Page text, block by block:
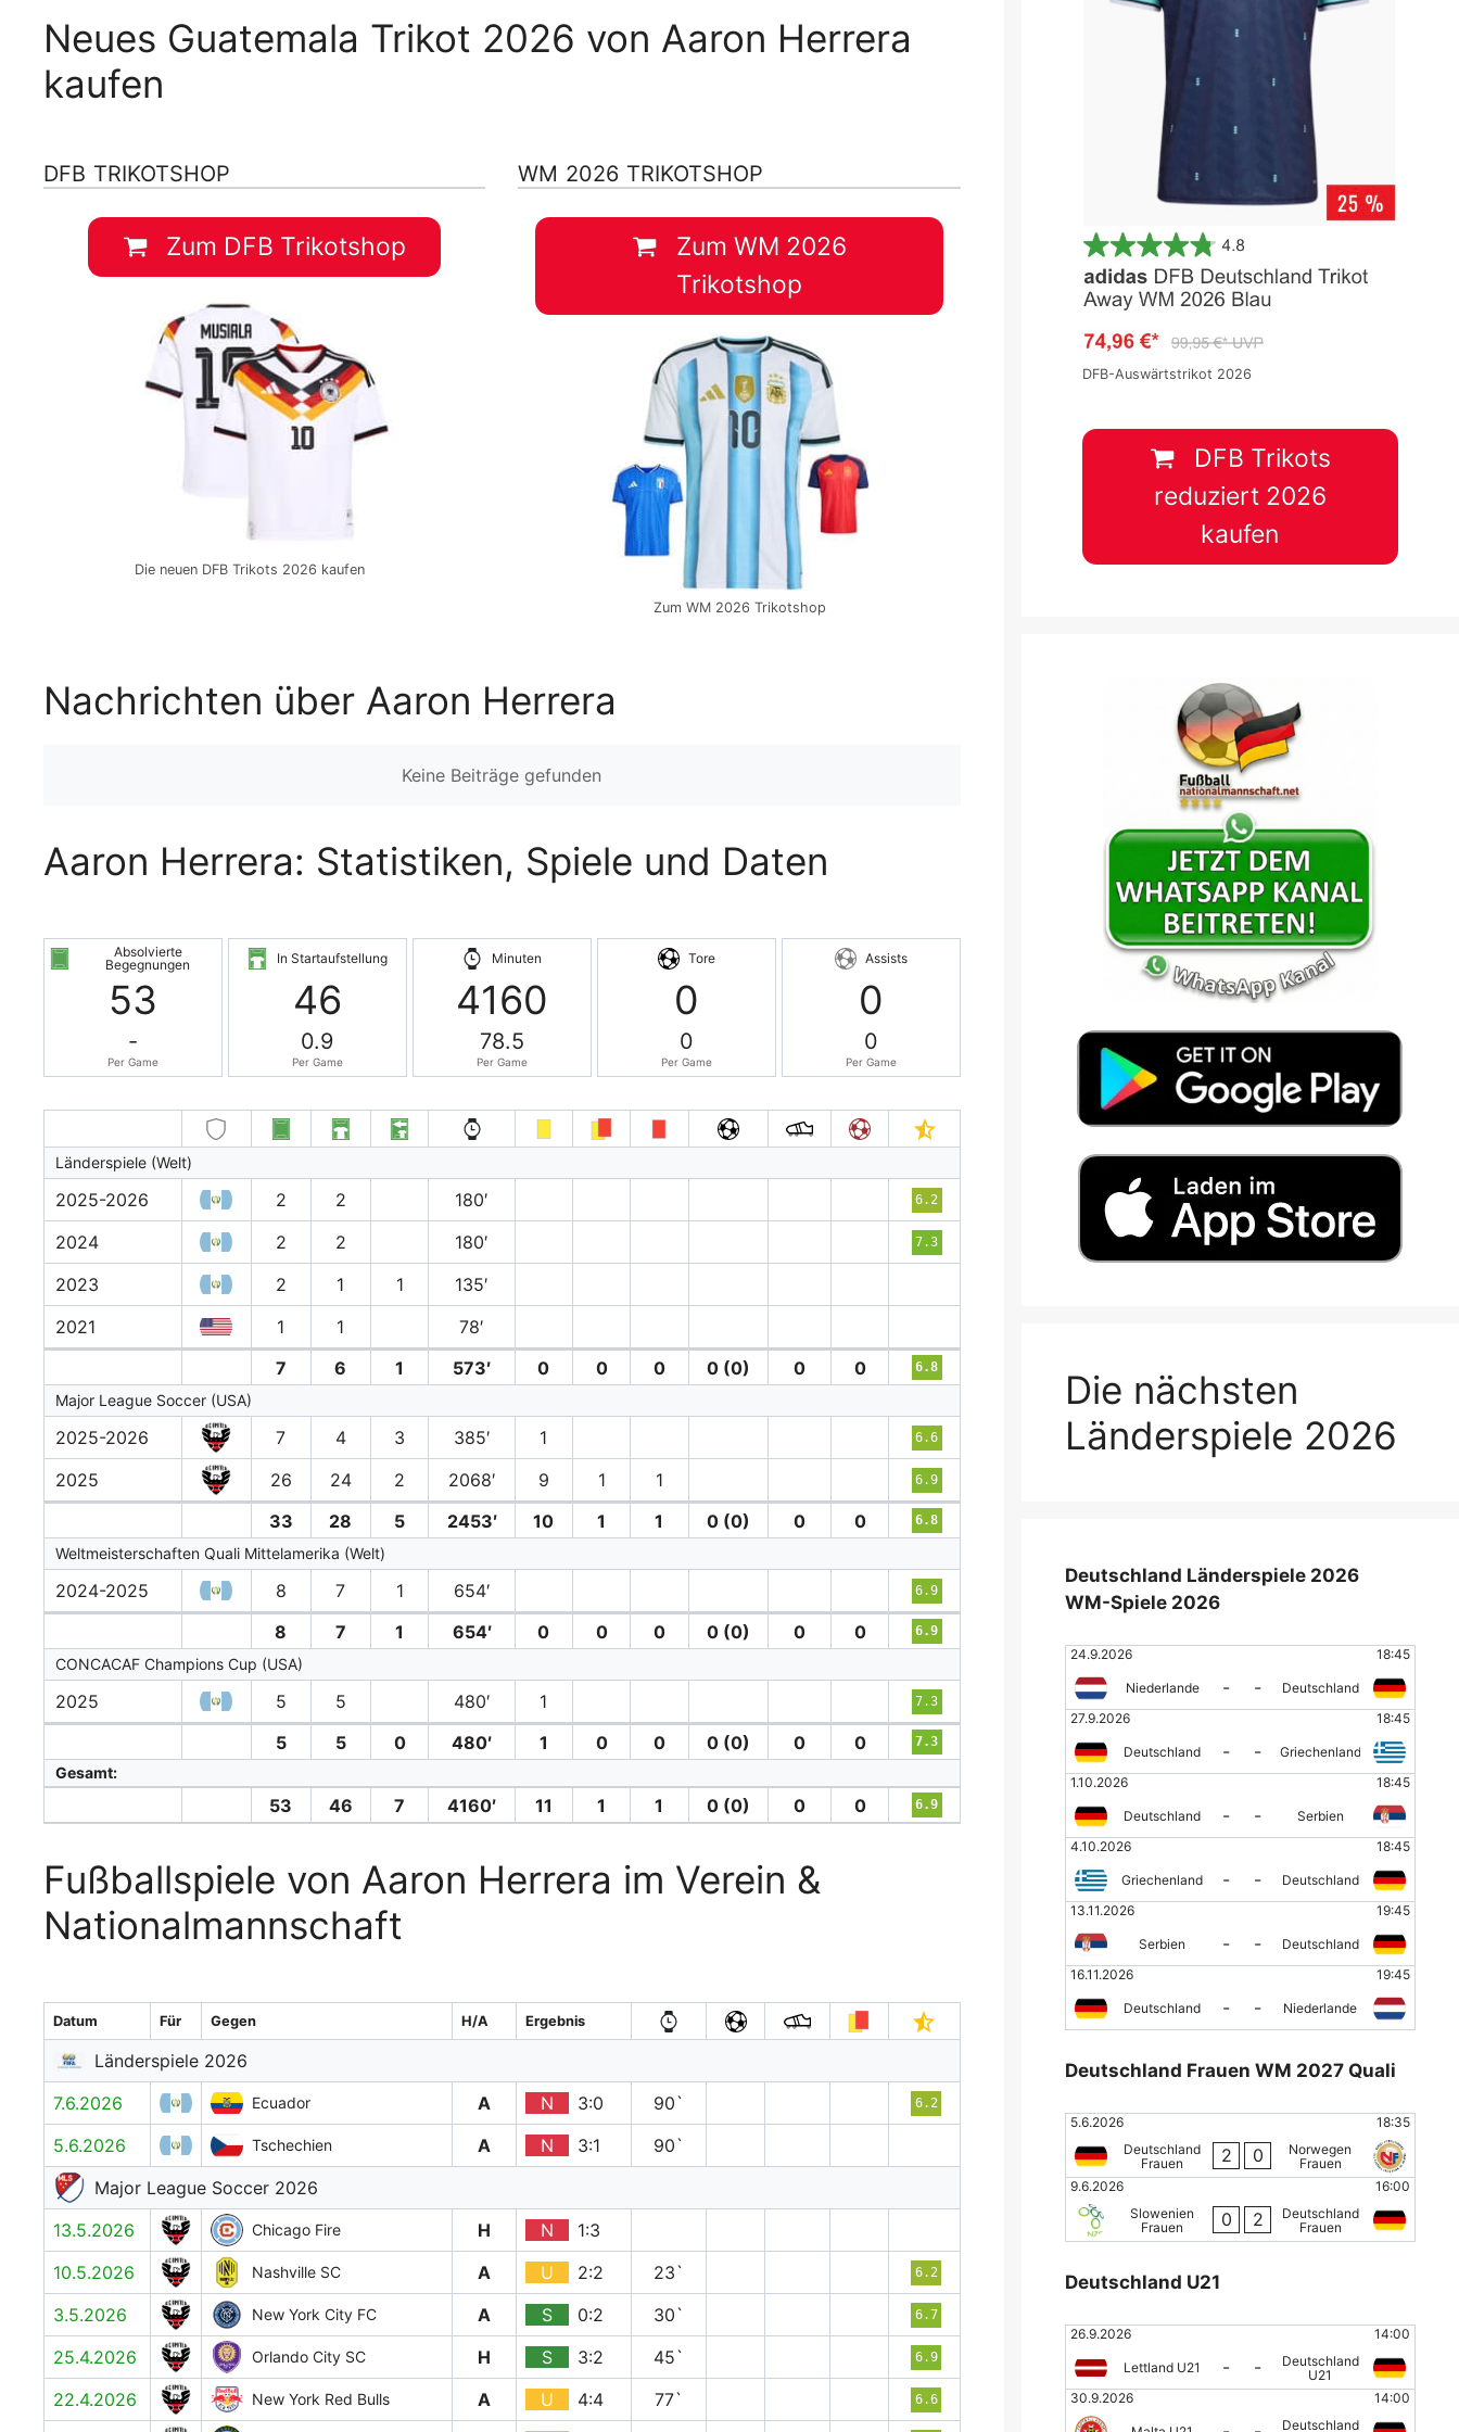
Neues Guatemala Trikot 2026 von Aaron Herrera
kaufen
DFB TRIKOTSHOP
Zum DFB Trikotshop
Die neuen DFB Trikots 2026 kaufen
WM 2026 TRIKOTSHOP
Zum WM 2026
Trikotshop
Zum WM 2026 Trikotshop
Nachrichten über Aaron Herrera
Keine Beiträge gefunden
Aaron Herrera: Statistiken, Spiele und Daten
Absolvierte
Begegnungen
53
-
Per Game
In Startaufstellung
46
0.9
Per Game
Minuten
4160
78.5
Per Game
Tore
0
0
Per Game
Assists
0
0
Per Game
Länderspiele (Welt)
2025-2026 2 2 180′ 6.2
2024 2 2 180′ 7.3
2023 2 1 1
135′
2021
1 1
78′
7
6 1 573′ 0 0 0 0 (0) 0 0 6.8
Major League Soccer (USA)
2025-2026 7 4 3 385′ 1 6.6
2025 26 24 2 2068′ 9 1 1 6.9
33 28 5 2453′ 10 1 1 0 (0) 0 0 6.8
Weltmeisterschaften Quali Mittelamerika (Welt)
2024-2025 8 7 1 654′ 6.9
8 7 1 654′ 0 0 0 0 (0) 0 0 6.9
CONCACAF Champions Cup (USA)
2025 5 5 480′ 1 7.3
5 5 0 480′ 1 0 0 0 (0) 0 0 7.3
Gesamt:
53 46 7 4160′ 11 1 1 0 (0) 0 0 6.9
Fußballspiele von Aaron Herrera im Verein &
Nationalmannschaft
Datum Für Gegen H/A Ergebnis
Länderspiele 2026
7.6.2026
Ecuador A N 3:0 90` 6.2
5.6.2026 Tschechien A N 3:1
90`
Major League Soccer 2026
13.5.2026
Chicago Fire H N
1:3
10.5.2026
Nashville SC A U 2:2 23` 6.2
3.5.2026 New York City FC A S 0:2 30` 6.7
25.4.2026 Orlando City SC H S 3:2 45` 6.9
22.4.2026 New York Red Bulls A U 4:4 77` 6.6
DFB-Auswärtstrikot 2026
DFB Trikots
reduziert 2026
kaufen
Die nächsten
Länderspiele 2026
Deutschland Länderspiele 2026
WM-Spiele 2026
24.9.2026 18:45
Niederlande - -
Deutschland
27.9.2026
18:45
Deutschland - -
Griechenland
1.10.2026
18:45
Deutschland - -
Serbien
4.10.2026
18:45
Griechenland - -
Deutschland
13.11.2026
19:45
Serbien - -
Deutschland
16.11.2026
19:45
Deutschland - - Niederlande
Deutschland Frauen WM 2027 Quali
5.6.2026
18:35
Deutschland
Frauen
2 0
Norwegen
Frauen
9.6.2026
16:00
Slowenien
Frauen
0 2
Deutschland
Frauen
Deutschland U21
26.9.2026 14:00
Lettland U21 - -
Deutschland
U21
30.9.2026
14:00
Deutschland